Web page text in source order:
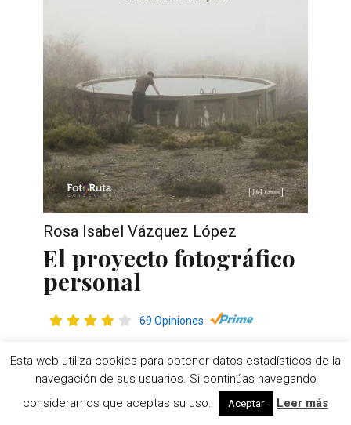
Rosa Isabel Vázquez López
El proyecto fotográfico
personal
69 Opiniones
Estamos acostumbrados a ir a
exposiciones y ver el producto final: la
Esta web utiliza cookies para obtener datos estadísticos de la
navegación de sus usuarios. Si continúas navegando
consideramos que aceptas su uso.
Aceptar Leer más